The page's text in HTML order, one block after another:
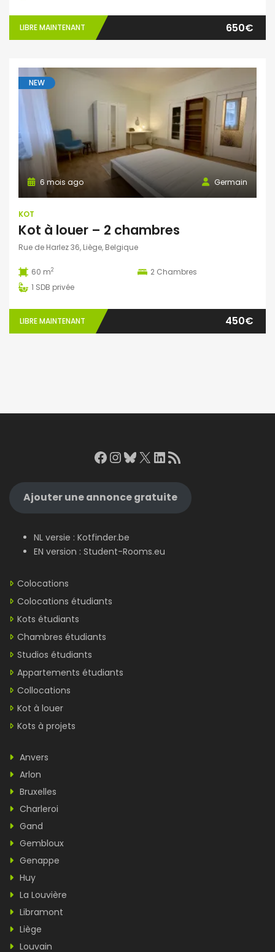
LIBRE MAINTENANT 650€
NEW
Germain
6 mois ago
KOT
Kot à louer – 2 chambres
Rue de Harlez 36, Liège, Belgique
60 m2 2 Chambres
1 SDB privée
LIBRE MAINTENANT 450€
Facebook
Instagram
Bluesky
X LinkedIn
RSS Feed
Ajouter une annonce gratuite
NL versie : Kotfinder.be
EN version : Student-Rooms.eu
Colocations
Colocations étudiants
Kots étudiants
Chambres étudiants
Studios étudiants
Appartements étudiants
Collocations
Kot à louer
Kots à projets
Anvers
Arlon
Bruxelles
Charleroi
Gand
Gembloux
Genappe
Huy
La Louvière
Libramont
Liège
Louvain